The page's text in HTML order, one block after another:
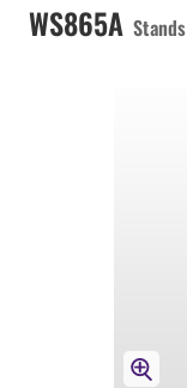
WS865A Stands